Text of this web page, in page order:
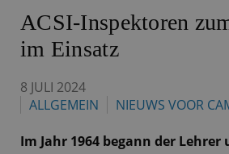
ACSI WEBSHOPKONTAKT
ACSI-Inspektoren
im Einsatz
8 JULI 2024
ALLGEMEIN
NIEUWS VOOR
Im Jahr 1964 begann der